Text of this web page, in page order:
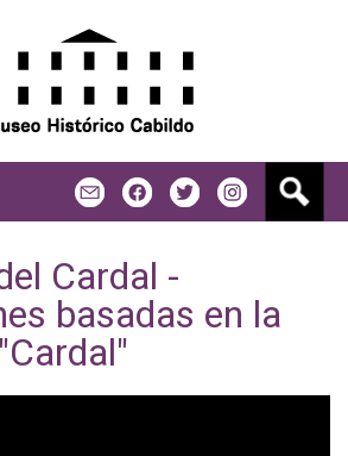
Cardal -
basadas en la
s
r